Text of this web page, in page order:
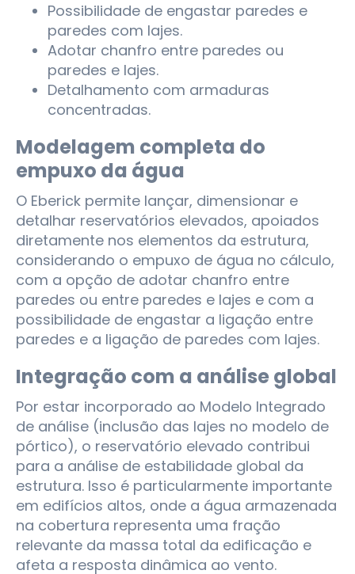
Possibilidade de engastar paredes e
paredes com lajes.
Adotar chanfro entre paredes ou
paredes e lajes.
Detalhamento com armaduras
concentradas.
Modelagem completa do
empuxo da água
O Eberick permite lançar, dimensionar e
detalhar reservatórios elevados, apoiados
diretamente nos elementos da estrutura,
considerando o empuxo de água no cálculo,
com a opção de adotar chanfro entre
paredes ou entre paredes e lajes e com a
possibilidade de engastar a ligação entre
paredes e a ligação de paredes com lajes.
Integração com a análise global
Por estar incorporado ao Modelo Integrado
de análise (inclusão das lajes no modelo de
pórtico), o reservatório elevado contribui
para a análise de estabilidade global da
estrutura. Isso é particularmente importante
em edifícios altos, onde a água armazenada
na cobertura representa uma fração
relevante da massa total da edificação e
afeta a resposta dinâmica ao vento.